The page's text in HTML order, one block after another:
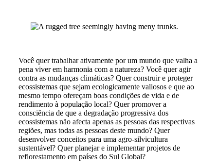
Você quer trabalhar ativamente por um mundo que valha a
pena viver em harmonia com a natureza? Você quer agir
contra as mudanças climáticas? Quer construir e proteger
ecossistemas que sejam ecologicamente valiosos e que ao
mesmo tempo ofereçam boas condições de vida e de
rendimento à população local? Quer promover a
consciência de que a degradação progressiva dos
ecossistemas não afecta apenas as pessoas das respectivas
regiões, mas todas as pessoas deste mundo? Quer
desenvolver conceitos para uma agro-silvicultura
sustentável? Quer planejar e implementar projetos de
reflorestamento em países do Sul Global?